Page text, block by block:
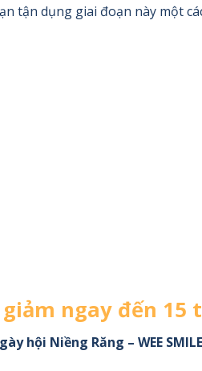
tận dụng giai đoạn này một
giảm ngay đến
hội Niềng Răng – WEE